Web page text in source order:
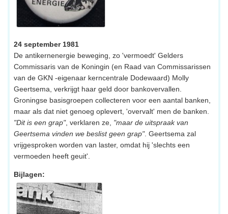
24 september 1981
De antikernenergie beweging, zo 'vermoedt' Gelders
Commissaris van de Koningin (en Raad van Commissarissen
van de GKN -eigenaar kerncentrale Dodewaard) Molly
Geertsema, verkrijgt haar geld door bankovervallen.
Groningse basisgroepen collecteren voor een aantal banken,
maar als dat niet genoeg oplevert, 'overvalt' men de banken.
"Dit is een grap", verklaren ze, "maar de uitspraak van
Geertsema vinden we beslist geen grap". Geertsema zal
vrijgesproken worden van laster, omdat hij 'slechts een
vermoeden heeft geuit'.
Bijlagen: